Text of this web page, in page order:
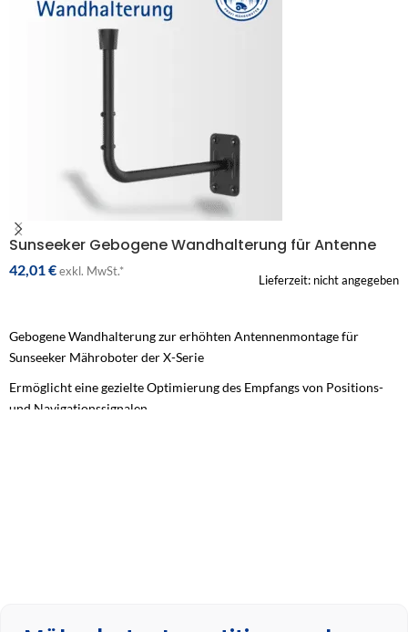
Sunseeker Gebogene Wandhalterung für Antenne
42,01 €exkl. MwSt.*
Lieferzeit: nicht angegeben
Gebogene Wandhalterung zur erhöhten Antennenmontage für
Sunseeker Mähroboter der X-Serie
Ermöglicht eine gezielte Optimierung des Empfangs von Positions-
und Navigationssignalen